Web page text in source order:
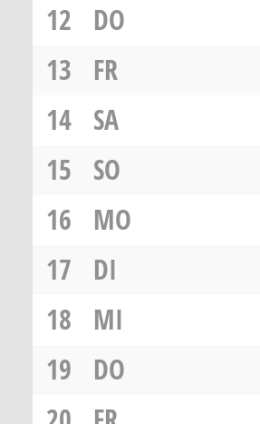
12
DO
13
FR
14
SA
15
SO
16
MO
17
DI
18
MI
19
DO